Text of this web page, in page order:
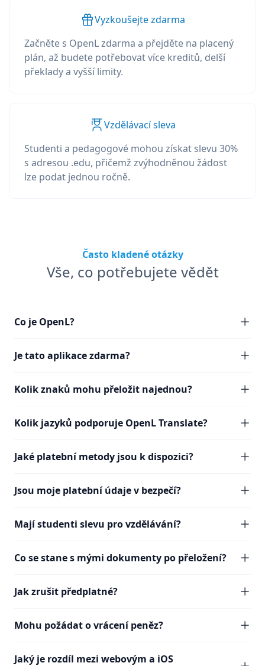
Vyzkoušejte zdarma
Začněte s OpenL zdarma a přejděte na placený
plán, až budete potřebovat více kreditů, delší
překlady a vyšší limity.
Vzdělávací sleva
Studenti a pedagogové mohou získat slevu 30%
s adresou .edu, přičemž zvýhodněnou žádost
lze podat jednou ročně.
Často kladené otázky
Vše, co potřebujete vědět
Co je OpenL?
Je tato aplikace zdarma?
Kolik znaků mohu přeložit najednou?
Kolik jazyků podporuje OpenL Translate?
Jaké platební metody jsou k dispozici?
Jsou moje platební údaje v bezpečí?
Mají studenti slevu pro vzdělávání?
Co se stane s mými dokumenty po přeložení?
Jak zrušit předplatné?
Mohu požádat o vrácení peněz?
Jaký je rozdíl mezi webovým a iOS